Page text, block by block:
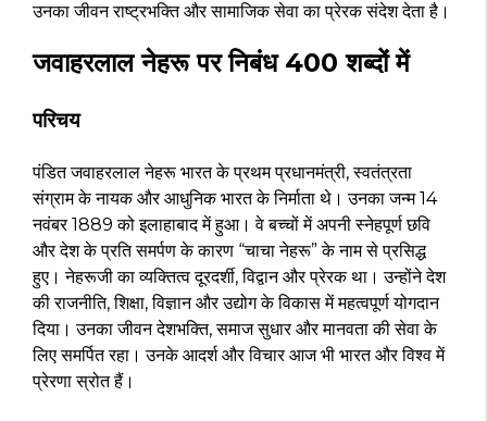
उनका जीवन राष्ट्रभक्ति और सामाजिक सेवा का प्रेरक संदेश देता है।
जवाहरलाल नेहरू पर निबंध 400 शब्दों में
परिचय
पंडित जवाहरलाल नेहरू भारत के प्रथम प्रधानमंत्री, स्वतंत्रता
संग्राम के नायक और आधुनिक भारत के निर्माता थे। उनका जन्म 14
नवंबर 1889 को इलाहाबाद में हुआ। वे बच्चों में अपनी स्नेहपूर्ण छवि
और देश के प्रति समर्पण के कारण “चाचा नेहरू” के नाम से प्रसिद्ध
हुए। नेहरूजी का व्यक्तित्व दूरदर्शी, विद्वान और प्रेरक था। उन्होंने देश
की राजनीति, शिक्षा, विज्ञान और उद्योग के विकास में महत्वपूर्ण योगदान
दिया। उनका जीवन देशभक्ति, समाज सुधार और मानवता की सेवा के
लिए समर्पित रहा। उनके आदर्श और विचार आज भी भारत और विश्व में
प्रेरणा स्रोत हैं।